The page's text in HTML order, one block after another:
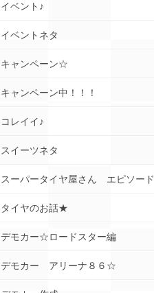
イベント♪
イベントネタ
キャンペーン☆
キャンペーン中！！！
コレイイ♪
スイーツネタ
スーパータイヤ屋さん エピソード
タイヤのお話★
デモカー☆ロードスター編
デモカー アリーナ８６☆